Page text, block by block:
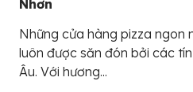
Nhơn
Những cửa hàng pizza ngon
luôn được săn đón bởi các
Âu. Với hương...